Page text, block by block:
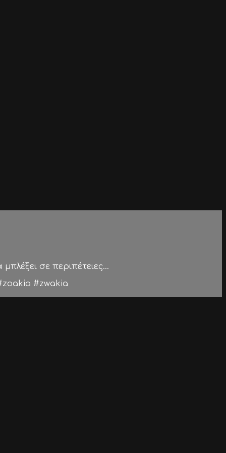
σε περιπέτειες...
#zwakia